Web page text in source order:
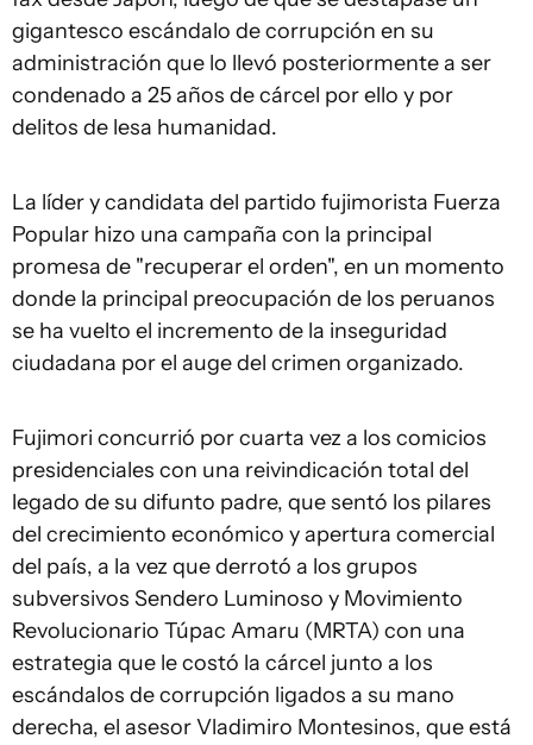
gigantesco escándalo de corrupción en su
administración que lo llevó posteriormente a ser
condenado a 25 años de cárcel por ello y por
delitos de lesa humanidad.
La líder y candidata del partido fujimorista Fuerza
Popular hizo una campaña con la principal
promesa de "recuperar el orden", en un momento
donde la principal preocupación de los peruanos
se ha vuelto el incremento de la inseguridad
ciudadana por el auge del crimen organizado.
Fujimori concurrió por cuarta vez a los comicios
presidenciales con una reivindicación total del
legado de su difunto padre, que sentó los pilares
del crecimiento económico y apertura comercial
del país, a la vez que derrotó a los grupos
subversivos Sendero Luminoso y Movimiento
Revolucionario Túpac Amaru (MRTA) con una
estrategia que le costó la cárcel junto a los
escándalos de corrupción ligados a su mano
derecha, el asesor Vladimiro Montesinos, que está